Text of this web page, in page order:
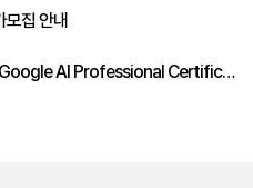
집 안내
Professional Certificate 교육 신청 안내